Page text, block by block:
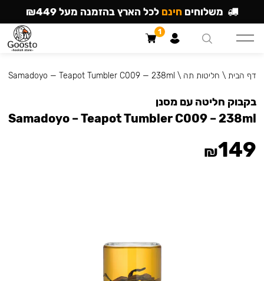
דף הבית \ חליטות תה \
Samadoyo — Teapot Tumbler C009 — 238ml
בקבוק חליטה עם מסנן
Samadoyo – Teapot Tumbler C009 – 238ml
₪149
משלוחים חינם לכל הארץ בהזמנה מעל ₪449
1